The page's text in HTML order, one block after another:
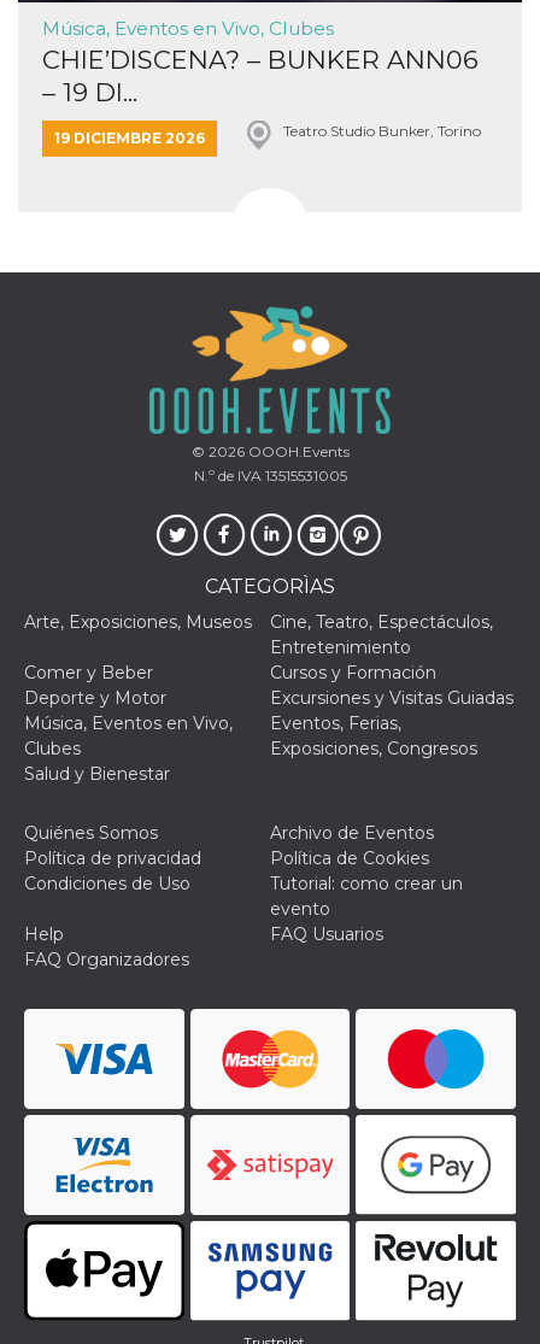
Música, Eventos en Vivo, Clubes
CHIE’DISCENA? – BUNKER ANN06
– 19 DI...
19 DICIEMBRE 2026 Teatro Studio Bunker, Torino
© 2026OOOH.Events
N.º de IVA 13515531005
CATEGORÌAS
Arte, Exposiciones, Museos
Cine, Teatro, Espectáculos,
Entretenimiento
Comer y Beber
Cursos y Formación
Deporte y Motor
Excursiones y Visitas Guiadas
Música, Eventos en Vivo,
Clubes
Eventos, Ferias,
Exposiciones, Congresos
Salud y Bienestar
Quiénes Somos
Archivo de Eventos
Política de privacidad
Política de Cookies
Condiciones de Uso
Tutorial: como crear un
evento
Help
FAQ Usuarios
FAQ Organizadores